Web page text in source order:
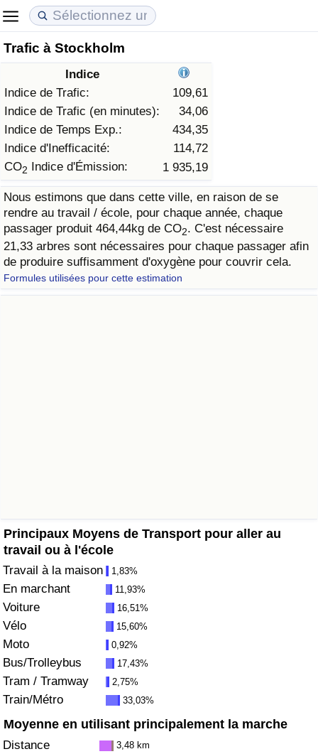
Trafic à Stockholm
Indice
Indice de Trafic:
109,61
Indice de Trafic (en minutes):
34,06
Indice de Temps Exp.:
434,35
Indice d'Inefficacité:
114,72
CO2 Indice d'Émission: 1 935,19
Nous estimons que dans cette ville, en raison de se
rendre au travail / école, pour chaque année, chaque
passager produit 464,44kg de CO2. C'est nécessaire
21,33 arbres sont nécessaires pour chaque passager afin
de produire suffisamment d'oxygène pour couvrir cela.
Formules utilisées pour cette estimation
Principaux Moyens de Transport pour aller au
travail ou à l'école
Travail à la maison 1,83%
En marchant 11,93%
Voiture 16,51%
Vélo 15,60%
Moto 0,92%
Bus/Trolleybus 17,43%
Tram / Tramway 2,75%
Train/Métro 33,03%
Moyenne en utilisant principalement la marche
Distance 3,48 km
Coût de la vie
Indice du Coût de la Vie (Actuel)
Indice du Coût de la Vie
Indice du coût de la vie par pays
à Akaba
Prix de l'immobilier
Indice des Prix de l'immobilier (Actuel)
Indice des Prix de l'immobilier
Indice des Prix de l'immobilier par Pays
Qualité de Vie
Indice de Qualité de Vie
Indice de Qualité de Vie (Actuel)
Indice de qualité de vie par pays
Criminalité
Indice de Criminalité (Actuel)
Indice de Criminalité
Indice de Pollution par Pays
Trafic
Indice de Trafic
Indice de Trafic (Actuel)
Indice de Trafic par Pays